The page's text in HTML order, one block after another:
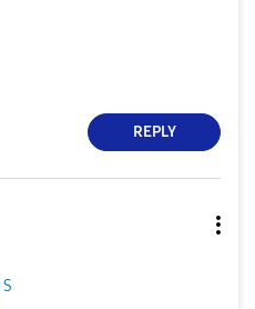
REPLY